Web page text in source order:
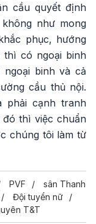
cầu quyết định
như mong
phục, hướng
thì có ngoại binh
binh và cả
cầu thủ nội.
phải cạnh tranh
thì việc chuẩn
chúng tôi làm từ
PVF
sân Thanh
Đội tuyển nữ
T&T